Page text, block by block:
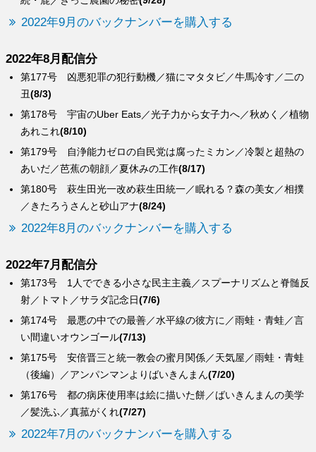
2022年9月のバックナンバーを購入する
2022年8月配信分
第180号 萩生田光一改め萩生田統一／眠れる？森の美女／相撲
／きたろうさんと砂山アナ(8/24)
第179号 自浄能力ゼロの自民党は腐ったミカン／冷製と超熱の
あいだ／芭蕉の朝顔／夏休みの工作(8/17)
第178号 宇宙のUber Eats／光子力から女子力へ／秋めく／植物
あれこれ(8/10)
第177号 凶悪犯罪の犯行動機／猫にマタタビ／牛馬冷す／二の
丑(8/3)
2022年8月のバックナンバーを購入する
2022年7月配信分
第176号 都の病床使用率は絵に描いた餅／ばいきんまんの美学
／髪洗ふ／真菰がくれ(7/27)
第175号 安倍晋三と統一教会の蜜月関係／天気屋／雨蛙・青蛙
（後編）／アンパンマンよりばいきんまん(7/20)
第174号 最悪の中での最善／水平線の彼方に／雨蛙・青蛙／言
い間違いオウンゴール(7/13)
第173号 1人でできる小さな民主主義／スプーナリズムと脊髄反
射／トマト／サラダ記念日(7/6)
2022年7月のバックナンバーを購入する